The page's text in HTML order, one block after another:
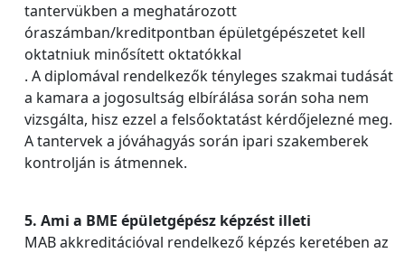
tantervükben a meghatározott
óraszámban/kreditpontban épületgépészetet kell
oktatniuk minősített oktatókkal
. A diplomával rendelkezők tényleges szakmai tudását
a kamara a jogosultság elbírálása során soha nem
vizsgálta, hisz ezzel a felsőoktatást kérdőjelezné meg.
A tantervek a jóváhagyás során ipari szakemberek
kontrolján is átmennek.
5. Ami a BME épületgépész képzést illeti
MAB akkreditációval rendelkező képzés keretében az